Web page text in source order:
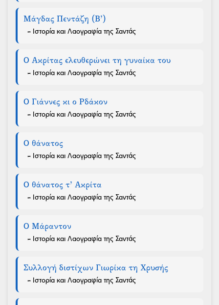
Μάγδας Πεντάζη (Β’)
- Ιστορία και Λαογραφία της Σαντάς
Ο Ακρίτας ελευθερώνει τη γυναίκα του
- Ιστορία και Λαογραφία της Σαντάς
Ο Γιάννες κι ο Ρδάκον
- Ιστορία και Λαογραφία της Σαντάς
Ο θάνατος
- Ιστορία και Λαογραφία της Σαντάς
Ο θάνατος τ’ Ακρίτα
- Ιστορία και Λαογραφία της Σαντάς
Ο Μάραντον
- Ιστορία και Λαογραφία της Σαντάς
Συλλογή διστίχων Γιωρίκα τη Χρυσής
- Ιστορία και Λαογραφία της Σαντάς